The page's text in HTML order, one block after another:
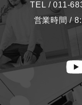
TEL / 011-
営業時間 /